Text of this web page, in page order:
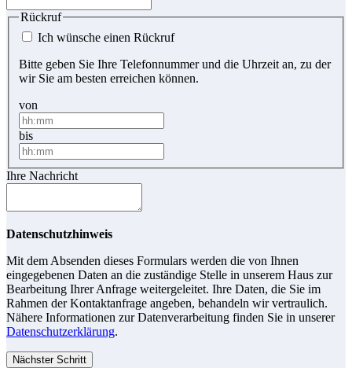
Rückruf
Ich wünsche einen Rückruf
Bitte geben Sie Ihre Telefonnummer und die Uhrzeit an, zu der
wir Sie am besten erreichen können.
von
bis
Ihre Nachricht
Datenschutzhinweis
Mit dem Absenden dieses Formulars werden die von Ihnen
eingegebenen Daten an die zuständige Stelle in unserem Haus zur
Bearbeitung Ihrer Anfrage weitergeleitet. Ihre Daten, die Sie im
Rahmen der Kontaktanfrage angeben, behandeln wir vertraulich.
Nähere Informationen zur Datenverarbeitung finden Sie in unserer
Datenschutzerklärung.
Nächster Schritt